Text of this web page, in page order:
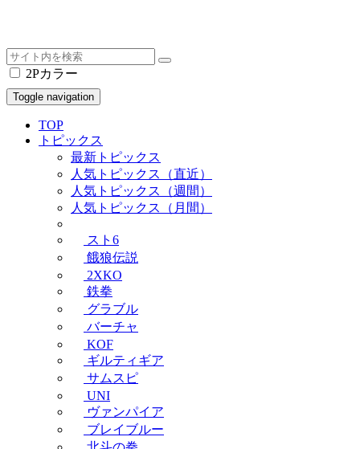
2Pカラー
Toggle navigation
TOP
トピックス
最新トピックス
人気トピックス（直近）
人気トピックス（週間）
人気トピックス（月間）
スト6
餓狼伝説
2XKO
鉄拳
グラブル
バーチャ
KOF
ギルティギア
サムスピ
UNI
ヴァンパイア
ブレイブルー